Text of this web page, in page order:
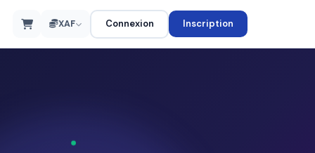
XAF Connexion Inscription